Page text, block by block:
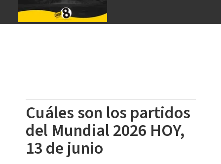
Cuáles son los partidos
del Mundial 2026 HOY,
13 de junio